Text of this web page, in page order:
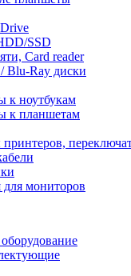
SSD
Card reader
Blu-Ray диски
к ноутбукам
к планшетам
мониторов